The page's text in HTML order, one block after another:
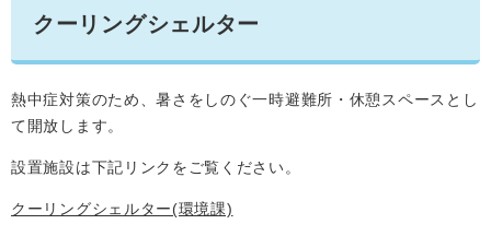
クーリングシェルター
熱中症対策のため、暑さをしのぐ一時避難所・休憩スペースとし
て開放します。
設置施設は下記リンクをご覧ください。
クーリングシェルター(環境課)